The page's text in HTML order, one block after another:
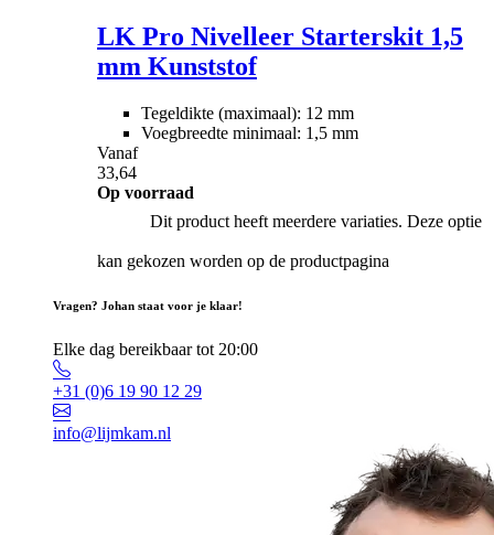
LK Pro Nivelleer Starterskit 1,5
mm Kunststof
Tegeldikte (maximaal): 12 mm
Voegbreedte minimaal: 1,5 mm
Vanaf
33,64
Op voorraad
Dit product heeft meerdere variaties. Deze optie
kan gekozen worden op de productpagina
Vragen? Johan staat voor je klaar!
Elke dag bereikbaar tot 20:00
+31 (0)6 19 90 12 29
info@lijmkam.nl